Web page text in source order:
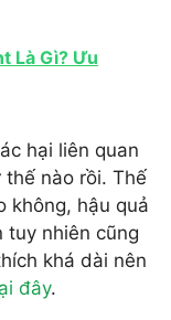
Là Gì? Ưu
hại liên quan
nào rồi. Thế
không, hậu quả
tuy nhiên cũng
khá dài nên
đây.